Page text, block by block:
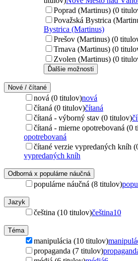
Poprad (Martinus) (0
Považská Bystrica
Bystrica (Martinus)
Prešov (Martinus) (0
Trnava (Martinus) (0
Zvolen (Martinus) (0
Ďalšie možnosti
Nové / čítané
nová (0 titulov)nová
čítaná (0 titulov)čítaná
čítaná - výborný stav (0 titulov)
čítaná - mierne opotrebovaná (0
opotrebovaná
čítané verzie vypredaných kníh
vypredaných kníh
Odborná x populárne náučná
populárne náučná (8 titulov)
Jazyk
čeština (10 titulov)čeština10
Téma
manipulácia (10 titulov)
propaganda (7 titulov)